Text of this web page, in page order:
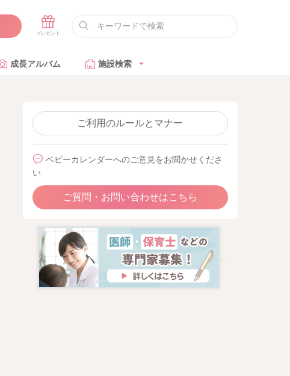
成長アルバム 施設検索
ご利用のルールとマナー
ベビーカレンダーへのご意見をお聞かせくださ
い
ご質問・お問い合わせはこちら